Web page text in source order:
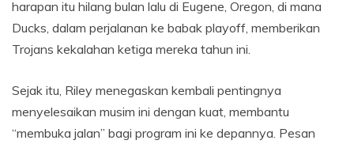
harapan itu hilang bulan lalu di Eugene, Oregon, di mana
Ducks, dalam perjalanan ke babak playoff, memberikan
Trojans kekalahan ketiga mereka tahun ini.
Sejak itu, Riley menegaskan kembali pentingnya
menyelesaikan musim ini dengan kuat, membantu
“membuka jalan” bagi program ini ke depannya. Pesan